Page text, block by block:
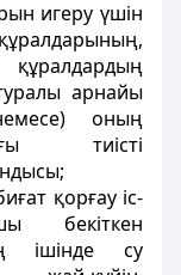
игеру үшiн
құралдардың
арнайы
оның
тиiстi
қорғау iс-
бекiткен
iшiнде су